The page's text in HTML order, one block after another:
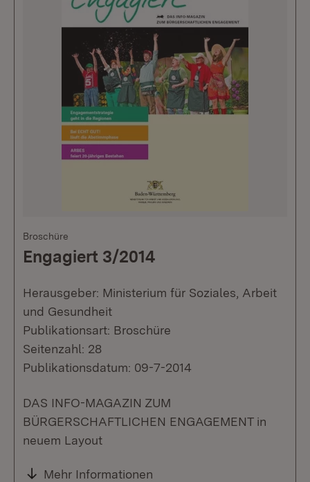
Broschüre
Engagiert 3/2014
Herausgeber: Ministerium für Soziales, Arbeit
und Gesundheit
Publikationsart: Broschüre
Seitenzahl: 28
Publikationsdatum: 09-7-2014
DAS INFO-MAGAZIN ZUM
BÜRGERSCHAFTLICHEN ENGAGEMENT in
neuem Layout
Mehr Informationen